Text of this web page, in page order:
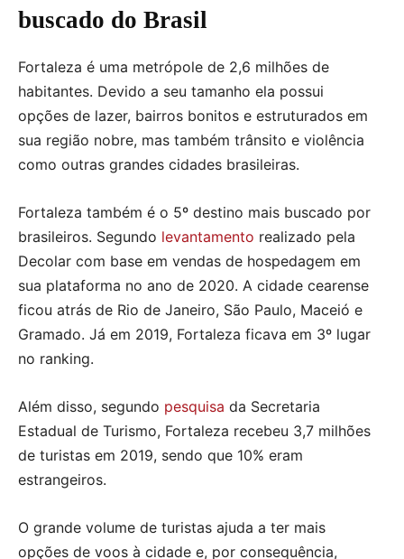
buscado do Brasil
Fortaleza é uma metrópole de 2,6 milhões de
habitantes. Devido a seu tamanho ela possui
opções de lazer, bairros bonitos e estruturados em
sua região nobre, mas também trânsito e violência
como outras grandes cidades brasileiras.
Fortaleza também é o 5º destino mais buscado por
brasileiros. Segundo levantamento realizado pela
Decolar com base em vendas de hospedagem em
sua plataforma no ano de 2020. A cidade cearense
ficou atrás de Rio de Janeiro, São Paulo, Maceió e
Gramado. Já em 2019, Fortaleza ficava em 3º lugar
no ranking.
Além disso, segundo pesquisa da Secretaria
Estadual de Turismo, Fortaleza recebeu 3,7 milhões
de turistas em 2019, sendo que 10% eram
estrangeiros.
O grande volume de turistas ajuda a ter mais
opções de voos à cidade e, por consequência,